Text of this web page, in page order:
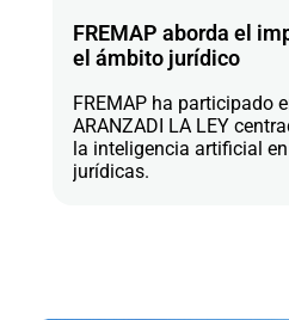
FREMAP aborda el
el ámbito jurídico
FREMAP ha participado
ARANZADI LA LEY
la inteligencia artificial
jurídicas.